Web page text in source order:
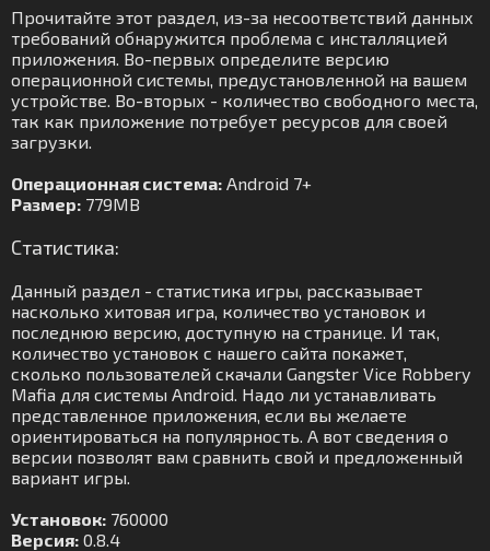
Прочитайте этот раздел, из-за несоответствий данных
требований обнаружится проблема с инсталляцией
приложения. Во-первых определите версию
операционной системы, предустановленной на вашем
устройстве. Во-вторых - количество свободного места,
так как приложение потребует ресурсов для своей
загрузки.
Операционная система: Android 7+
Размер: 779MB
Статистика:
Данный раздел - статистика игры, рассказывает
насколько хитовая игра, количество установок и
последнюю версию, доступную на странице. И так,
количество установок с нашего сайта покажет,
сколько пользователей скачали Gangster Vice Robbery
Mafia для системы Android. Надо ли устанавливать
представленное приложения, если вы желаете
ориентироваться на популярность. А вот сведения о
версии позволят вам сравнить свой и предложенный
вариант игры.
Установок: 760000
Версия: 0.8.4